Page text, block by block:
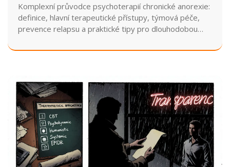
Komplexní průvodce psychoterapií chronické anorexie:
definice, hlavní terapeutické přístupy, týmová péče,
prevence relapsu a praktické tipy pro dlouhodobou